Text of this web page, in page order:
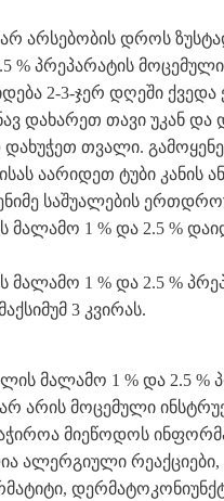
არ არსებობის დროს
% პრეპარატის მოცემული
2-3-ჯერ დღეში
დახარეთ თავი უკან
თვალი.
აარიდეთ ტუბი კანის
საშუალების
1 % და 2.5 %
1 % და 2.5 %
3 კვირას.
მალამო 1 % და 2.5 %
არის მოცემული
მიეწოდოს
ალერგიული